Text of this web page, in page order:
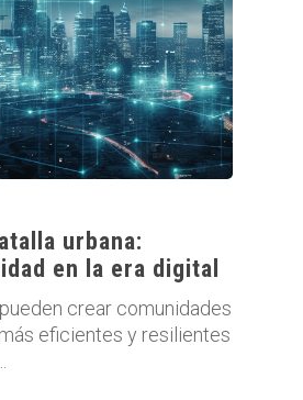
urbana:
en la era digital
crear comunidades
eficientes y resilientes